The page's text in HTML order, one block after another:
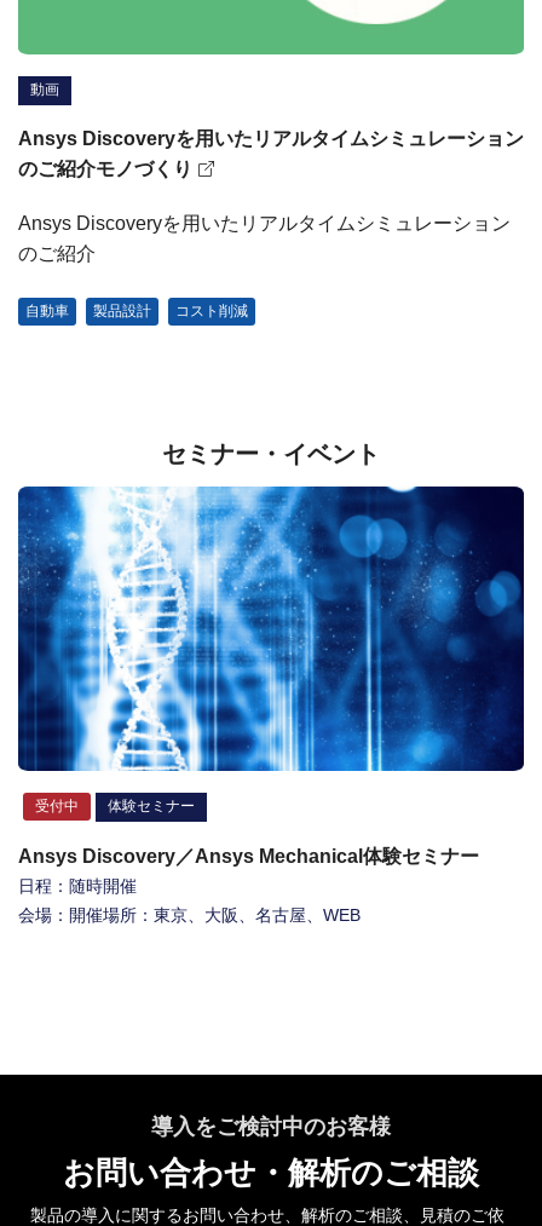
動画
Ansys Discoveryを用いたリアルタイムシミュレーション
のご紹介モノづくり
Ansys Discoveryを用いたリアルタイムシミュレーション
のご紹介
自動車 製品設計 コスト削減
セミナー・イベント
受付中 体験セミナー
Ansys Discovery／Ansys Mechanical体験セミナー
日程：随時開催
会場：開催場所：東京、大阪、名古屋、WEB
導入をご検討中のお客様
お問い合わせ・解析のご相談
製品の導入に関するお問い合わせ、解析のご相談、見積のご依